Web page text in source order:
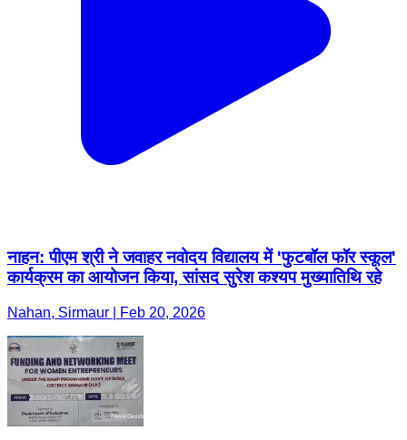
नाहन: पीएम श्री ने जवाहर नवोदय विद्यालय में 'फुटबॉल फॉर स्कूल'
कार्यक्रम का आयोजन किया, सांसद सुरेश कश्यप मुख्यातिथि रहे
Nahan, Sirmaur | Feb 20, 2026